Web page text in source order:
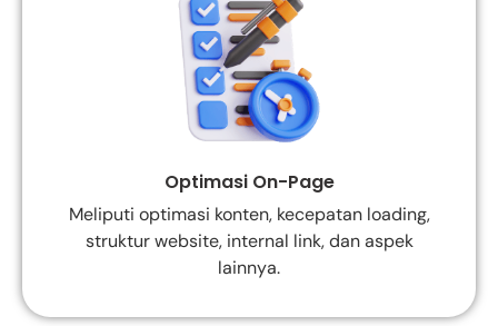
Optimasi On-Page
Meliputi optimasi konten, kecepatan loading,
struktur website, internal link, dan aspek
lainnya.